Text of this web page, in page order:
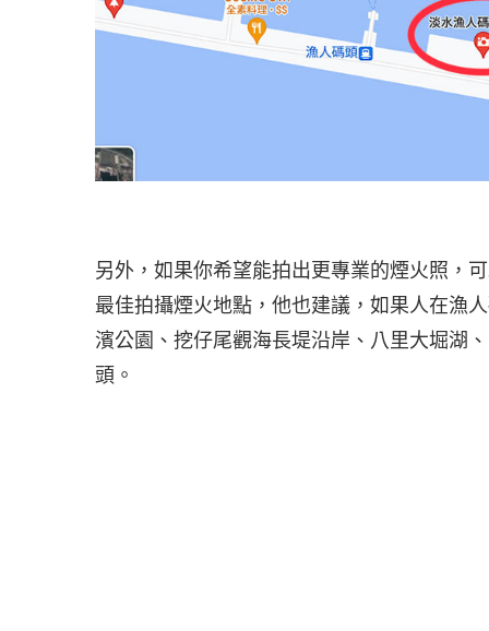
另外，如果你希望能拍出更專業的煙火照，
最佳拍攝煙火地點，他也建議，如果人在漁
濱公園、挖仔尾觀海長堤沿岸、八里大堀湖
頭。